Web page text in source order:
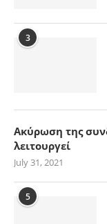
3
Ακύρωση της
λειτουργεί
July 31, 2021
5